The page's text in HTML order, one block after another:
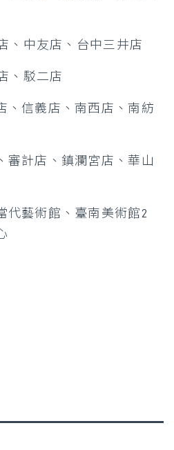
、中友店、台中三井店​
、駁二店​
、信義店、南西店、南紡
審計店、鎮瀾宮店、華山
代藝術館、臺南美術館2